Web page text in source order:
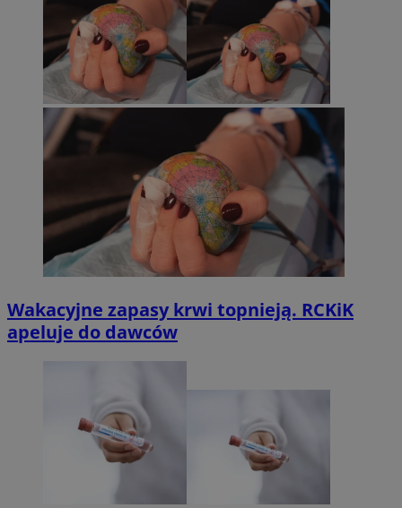
Wakacyjne zapasy krwi topnieją. RCKiK
apeluje do dawców